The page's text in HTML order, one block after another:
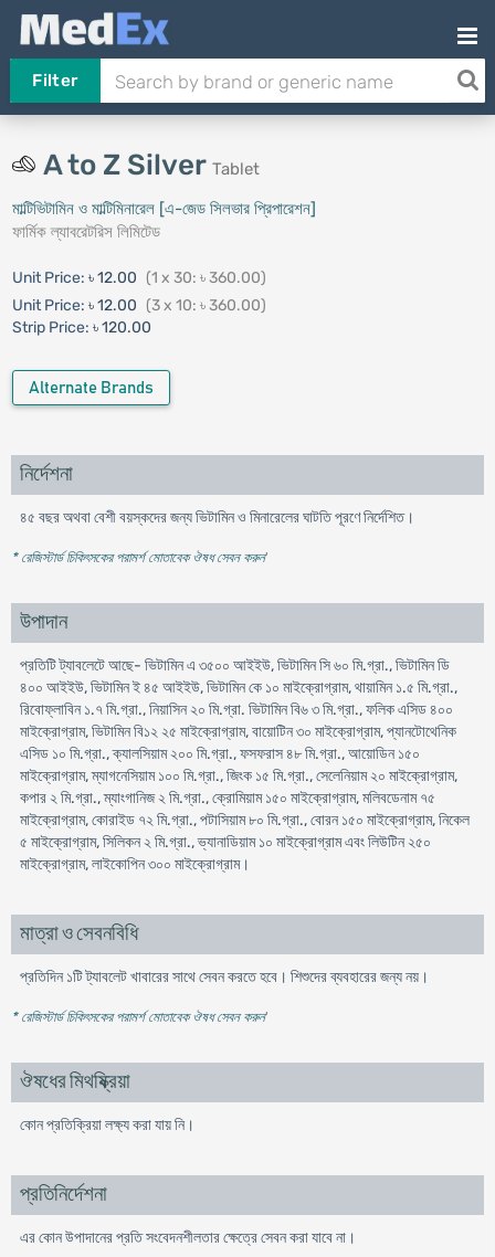
Filter
A to Z Silver Tablet
মাল্টিভিটামিন ও মাল্টিমিনারেল [এ-জেড সিলভার প্রিপারেশন]
ফার্মিক ল্যাবরেটরিস লিমিটেড
Unit Price: ৳ 12.00 (1 x 30: ৳ 360.00)
Unit Price: ৳ 12.00 (3 x 10: ৳ 360.00)
Strip Price: ৳ 120.00
Alternate Brands
নির্দেশনা
৪৫ বছর অথবা বেশী বয়স্কদের জন্য ভিটামিন ও মিনারেলের ঘাটতি পূরণে নির্দেশিত।
* রেজিস্টার্ড চিকিৎসকের পরামর্শ মোতাবেক ঔষধ সেবন করুন'
উপাদান
প্রতিটি ট্যাবলেটে আছে- ভিটামিন এ ৩৫০০ আইইউ, ভিটামিন সি ৬০ মি.গ্রা., ভিটামিন ডি
৪০০ আইইউ, ভিটামিন ই ৪৫ আইইউ, ভিটামিন কে ১০ মাইক্রোগ্রাম, থায়ামিন ১.৫ মি.গ্রা.,
রিবোফ্লাবিন ১.৭ মি.গ্রা., নিয়াসিন ২০ মি.গ্রা. ভিটামিন বি৬ ৩ মি.গ্রা., ফলিক এসিড ৪০০
মাইক্রোগ্রাম, ভিটামিন বি১২ ২৫ মাইক্রোগ্রাম, বায়োটিন ৩০ মাইক্রোগ্রাম, প্যানটোথেনিক
এসিড ১০ মি.গ্রা., ক্যালসিয়াম ২০০ মি.গ্রা., ফসফরাস ৪৮ মি.গ্রা., আয়োডিন ১৫০
মাইক্রোগ্রাম, ম্যাগনেসিয়াম ১০০ মি.গ্রা., জিংক ১৫ মি.গ্রা., সেলেনিয়াম ২০ মাইক্রোগ্রাম,
কপার ২ মি.গ্রা., ম্যাংগানিজ ২ মি.গ্রা., ক্রোমিয়াম ১৫০ মাইক্রোগ্রাম, মলিবডেনাম ৭৫
মাইক্রোগ্রাম, কোরাইড ৭২ মি.গ্রা., পটাসিয়াম ৮০ মি.গ্রা., বোরন ১৫০ মাইক্রোগ্রাম, নিকেল
৫ মাইক্রোগ্রাম, সিলিকন ২ মি.গ্রা., ভ্যানাডিয়াম ১০ মাইক্রোগ্রাম এবং লিউটিন ২৫০
মাইক্রোগ্রাম, লাইকোপিন ৩০০ মাইক্রোগ্রাম।
মাত্রা ও সেবনবিধি
প্রতিদিন ১টি ট্যাবলেট খাবারের সাথে সেবন করতে হবে। শিশুদের ব্যবহারের জন্য নয়।
* রেজিস্টার্ড চিকিৎসকের পরামর্শ মোতাবেক ঔষধ সেবন করুন'
ঔষধের মিথষ্ক্রিয়া
কোন প্রতিক্রিয়া লক্ষ্য করা যায় নি।
প্রতিনির্দেশনা
এর কোন উপাদানের প্রতি সংবেদনশীলতার ক্ষেত্রে সেবন করা যাবে না।